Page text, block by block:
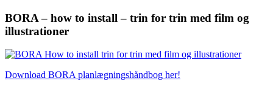
BORA – how to install – trin for trin med film og
illustrationer
Download BORA planlægningshåndbog her!